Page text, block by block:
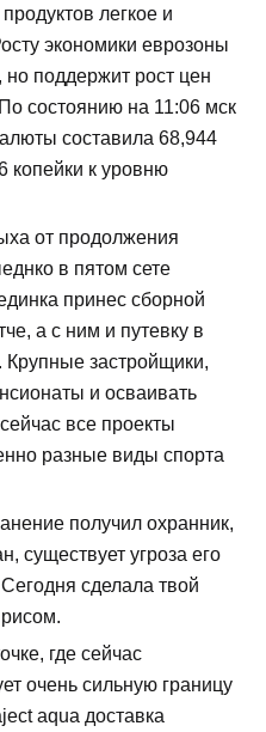
легкое и
экономики еврозоны
поддержит рост цен
состоянию на 11:06 мск
составила 68,944
копейки к уровню
от продолжения
в пятом сете
принес сборной
а с ним и путевку в
застройщики,
и осваивать
все проекты
разные виды спорта
получил охранник,
существует угроза его
сделала твой
где сейчас
очень сильную границу
aqua доставка